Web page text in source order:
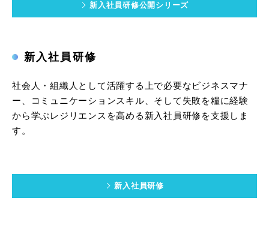
新入社員研修公開シリーズ
新入社員研修
社会人・組織人として活躍する上で必要なビジネスマナ
ー、コミュニケーションスキル、そして失敗を糧に経験
から学ぶレジリエンスを高める新入社員研修を支援しま
す。
新入社員研修